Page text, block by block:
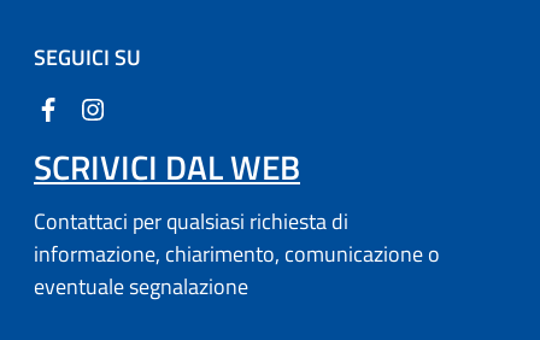
SEGUICI SU
SCRIVICI DAL WEB
Contattaci per qualsiasi richiesta di
informazione, chiarimento, comunicazione o
eventuale segnalazione